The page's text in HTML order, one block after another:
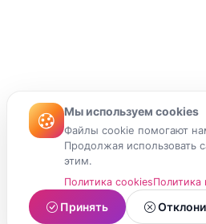
Мы используем cookies
Файлы cookie помогают
Продолжая использовать
этим.
Политика cookiesПолитика
Принять